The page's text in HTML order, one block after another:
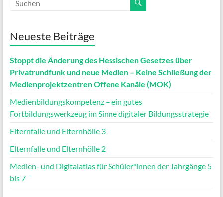
Neueste Beiträge
Stoppt die Änderung des Hessischen Gesetzes über
Privatrundfunk und neue Medien – Keine Schließung der
Medienprojektzentren Offene Kanäle (MOK)
Medienbildungskompetenz – ein gutes
Fortbildungswerkzeug im Sinne digitaler Bildungsstrategie
Elternfalle und Elternhölle 3
Elternfalle und Elternhölle 2
Medien- und Digitalatlas für Schüler*innen der Jahrgänge 5
bis 7